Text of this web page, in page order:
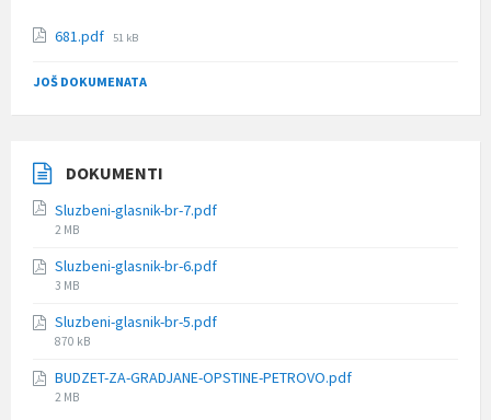
681.pdf File
51 kB
JOŠ DOKUMENATA
DOKUMENTI
Sluzbeni-glasnik-br-7.pdf
File
2 MB
Sluzbeni-glasnik-br-6.pdf
File
3 MB
Sluzbeni-glasnik-br-5.pdf
File
870 kB
BUDZET-ZA-GRADJANE-OPSTINE-PETROVO.pdf
File
2 MB